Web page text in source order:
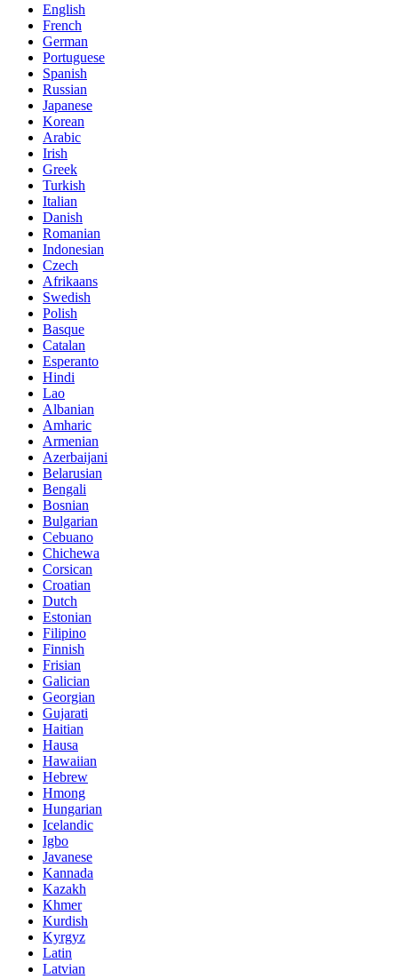
English
French
German
Portuguese
Spanish
Russian
Japanese
Korean
Arabic
Irish
Greek
Turkish
Italian
Danish
Romanian
Indonesian
Czech
Afrikaans
Swedish
Polish
Basque
Catalan
Esperanto
Hindi
Lao
Albanian
Amharic
Armenian
Azerbaijani
Belarusian
Bengali
Bosnian
Bulgarian
Cebuano
Chichewa
Corsican
Croatian
Dutch
Estonian
Filipino
Finnish
Frisian
Galician
Georgian
Gujarati
Haitian
Hausa
Hawaiian
Hebrew
Hmong
Hungarian
Icelandic
Igbo
Javanese
Kannada
Kazakh
Khmer
Kurdish
Kyrgyz
Latin
Latvian